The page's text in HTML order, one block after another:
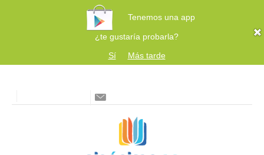
Tenemos una app
¿te gustaría probarla?
Sí
Más tarde